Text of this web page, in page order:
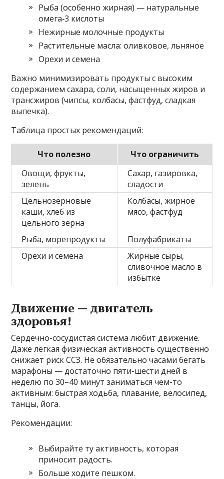
Рыба (особенно жирная) — натуральные
омега‑3 кислоты
Нежирные молочные продукты
Растительные масла: оливковое, льняное
Орехи и семена
Важно минимизировать продукты с высоким
содержанием сахара, соли, насыщенных жиров и
трансжиров (чипсы, колбасы, фастфуд, сладкая
выпечка).
Таблица простых рекомендаций:
Что полезно
Что ограничить
Овощи, фрукты,
зелень
Сахар, газировка,
сладости
Цельнозерновые
каши, хлеб из
цельного зерна
Колбасы, жирное
мясо, фастфуд
Рыба, морепродукты
Полуфабрикаты
Орехи и семена
Жирные сыры,
сливочное масло в
избытке
Движение — двигатель
здоровья!
Сердечно-сосудистая система любит движение.
Даже лёгкая физическая активность существенно
снижает риск ССЗ. Не обязательно часами бегать
марафоны — достаточно пяти-шести дней в
неделю по 30–40 минут заниматься чем-то
активным: быстрая ходьба, плавание, велосипед,
танцы, йога.
Рекомендации:
Выбирайте ту активность, которая
приносит радость.
Больше ходите пешком.